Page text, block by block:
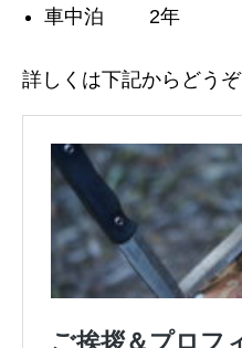
車中泊 2年
詳しくは下記からどうぞ